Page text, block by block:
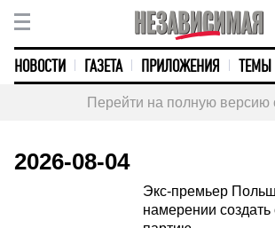
НОВОСТИ ГАЗЕТА ПРИЛОЖЕНИЯ ТЕМЫ
Перейти на полную версию
2026-08-04
Экс-премьер
намерении